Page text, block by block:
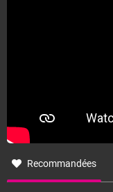
Recommandées